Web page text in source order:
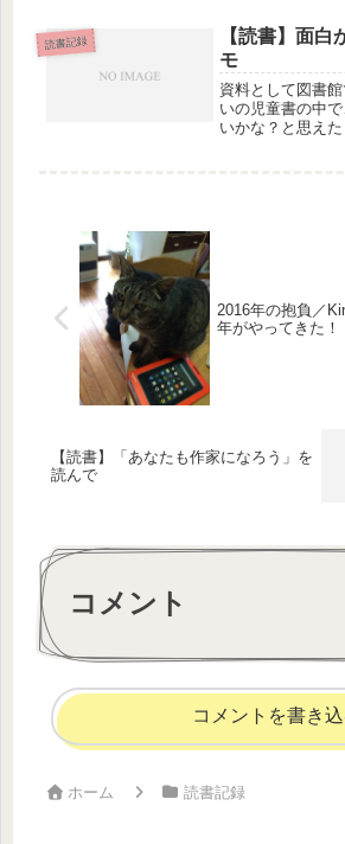
餐とマグダラの
リーメーソンと純
読書記録
【読書】面白
モ
資料として図書
いの児童書の中
いかな？と思えた
2016年の抱負／
年がやってきた！
【読書】「あなたも作家になろう」を
読んで
コメント
コメントを書き
ホーム 読書記録